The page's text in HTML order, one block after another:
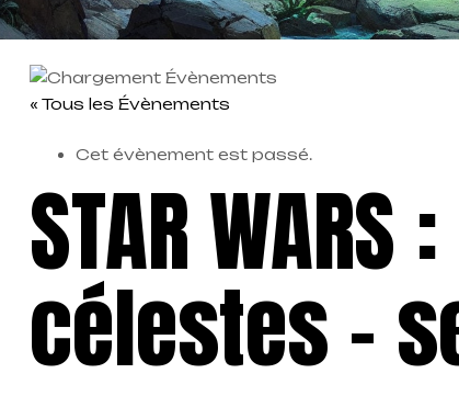
« Tous les Évènements
Cet évènement est passé.
STAR
célestes –